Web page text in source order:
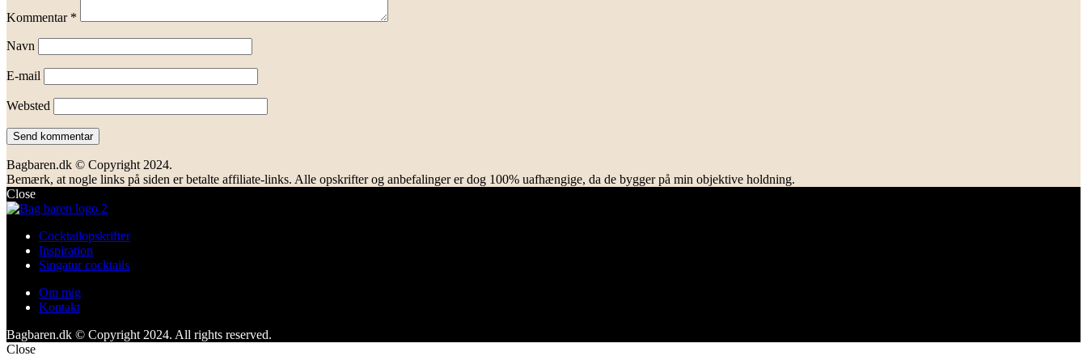
Kommentar *
Navn
E-mail
Websted
Bagbaren.dk © Copyright 2024.
Bemærk, at nogle links på siden er betalte affiliate-links. Alle opskrifter og anbefalinger er dog 100% uafhængige, da de bygger på min objektive holdning.
Close
Cocktailopskrifter
Inspiration
Singatur cocktails
Om mig
Kontakt
Bagbaren.dk © Copyright 2024. All rights reserved.
Close